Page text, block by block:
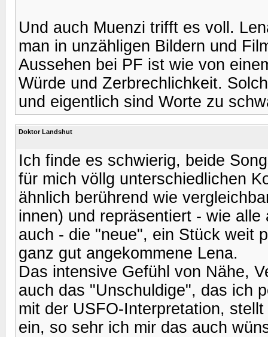
Und auch Muenzi trifft es voll.
man in unzähligen Bildern und
Aussehen bei PF ist wie von
Würde und Zerbrechlichkeit.
und eigentlich sind Worte zu
Doktor Landshut
Ich finde es schwierig, beide
für mich völlg unterschiedlichen
ähnlich berührend wie
innen) und repräsentiert - wie
auch - die "neue", ein Stück weit
ganz gut angekommene Lena.
Das intensive Gefühl von Nähe,
auch das "Unschuldige", das ich
mit der USFO-Interpretation,
ein, so sehr ich mir das auch